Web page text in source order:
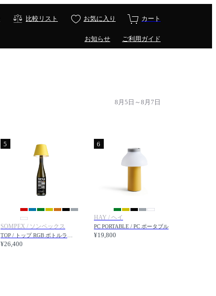
比較リスト お気に入り カート
お知らせ ご利用ガイド
8月5日～8月7日
5
SOMPEX / ソンペックス
¥26,400
6
HAY / ヘイ
PC PORTABLE / PC ポータブル
¥19,800